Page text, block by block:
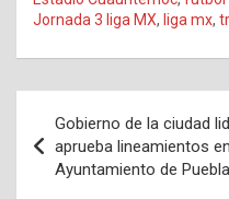
Jornada 3 liga MX, liga mx,
de
entradas
Gobierno de la ciudad
aprueba lineamientos
Ayuntamiento de Puebla